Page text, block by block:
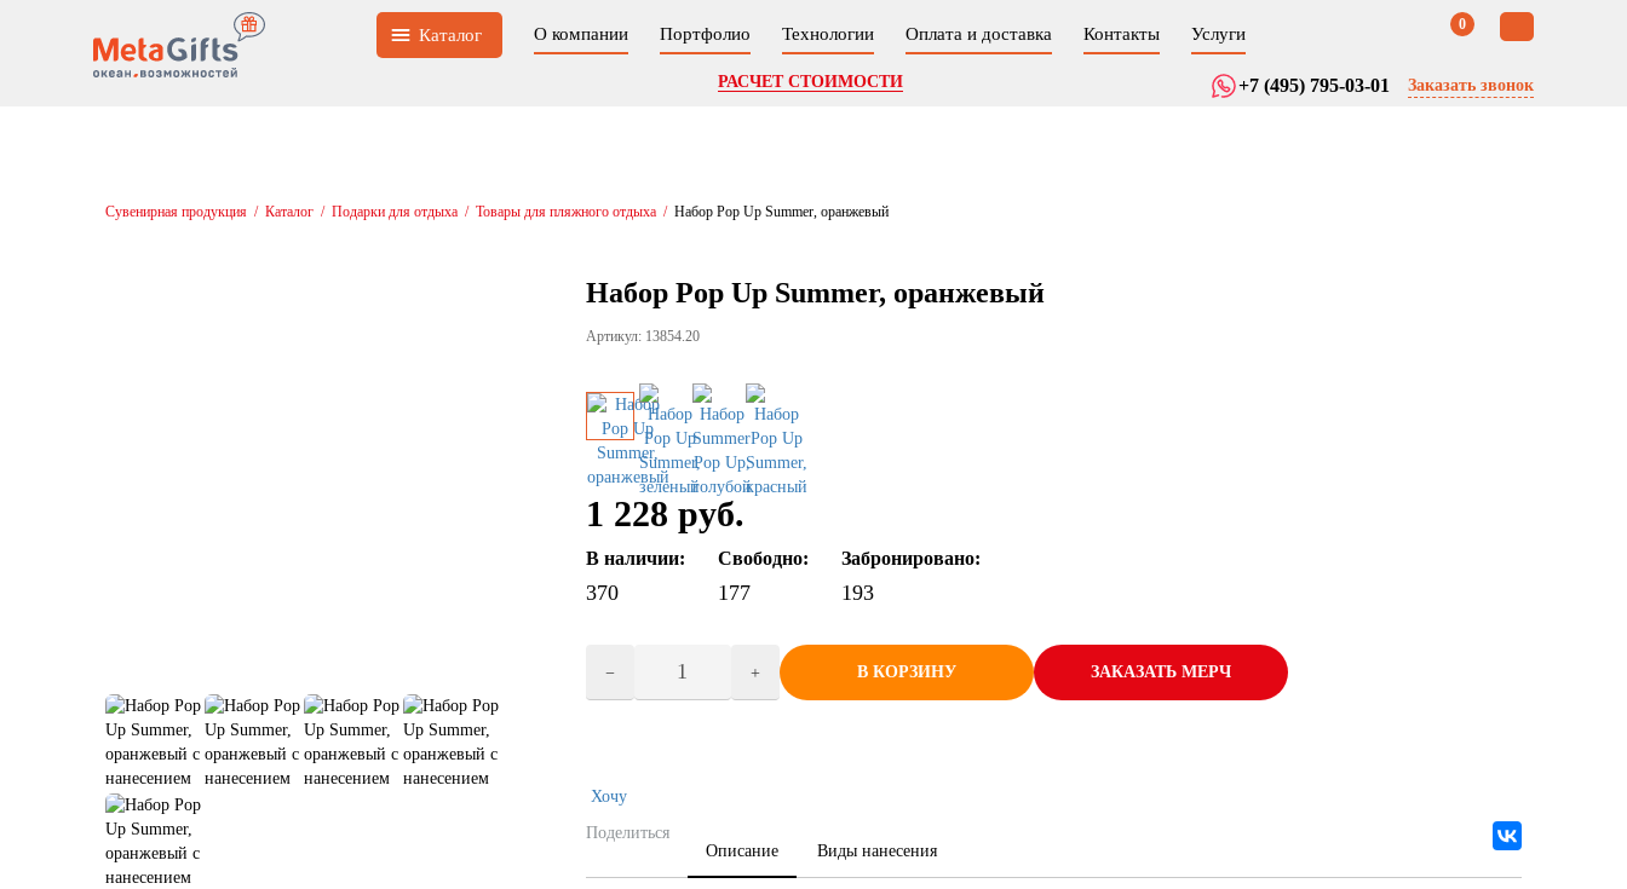
Каталог О компании Портфолио Технологии Оплата и доставка Контакты Услуги
РАСЧЕТ СТОИМОСТИ
0
+7 (495) 795-03-01 Заказать звонок
Сувенирная продукция / Каталог / Подарки для отдыха / Товары для пляжного отдыха / Набор Pop Up Summer, оранжевый
Набор Pop Up Summer, оранжевый
Артикул: 13854.20
1 228 руб.
В наличии:
370
Свободно:
177
Забронировано:
193
В КОРЗИНУ ЗАКАЗАТЬ МЕРЧ
Хочу
Поделиться
Описание
Виды нанесения